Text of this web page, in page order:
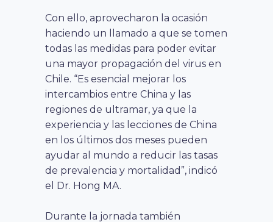
Con ello, aprovecharon la ocasión
haciendo un llamado a que se tomen
todas las medidas para poder evitar
una mayor propagación del virus en
Chile. “Es esencial mejorar los
intercambios entre China y las
regiones de ultramar, ya que la
experiencia y las lecciones de China
en los últimos dos meses pueden
ayudar al mundo a reducir las tasas
de prevalencia y mortalidad”, indicó
el Dr. Hong MA.
Durante la jornada también